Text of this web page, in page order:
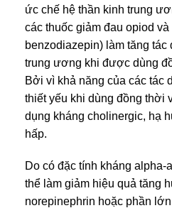
ức chế hệ thần kinh trung
các thuốc giảm đau opiod
benzodiazepin) làm tăng
trung ương khi được dùng
Bởi vì khả năng của các tác
thiết yếu khi dùng đồng thời
dụng kháng cholinergic, hạ
hấp.
Do có đặc tính kháng alpha-
thể làm giảm hiệu quả tăng
norepinephrin hoặc phần